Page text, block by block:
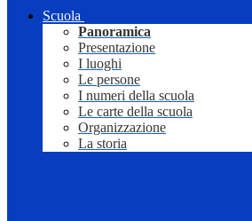
Scuola
Panoramica
Presentazione
I luoghi
Le persone
I numeri della scuola
Le carte della scuola
Organizzazione
La storia